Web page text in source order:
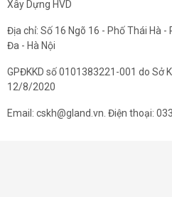
Xây Dựng HVD
Địa chỉ: Số 16 Ngõ 16 - Phố Thái Hà
Đa - Hà Nội
GPĐKKD số 0101383221-001 do Sở
12/8/2020
Email: cskh@gland.vn. Điện thoại: